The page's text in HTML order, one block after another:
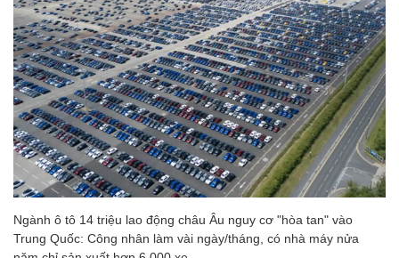
Ngành ô tô 14 triệu lao động châu Âu nguy cơ "hòa tan" vào
Trung Quốc: Công nhân làm vài ngày/tháng, có nhà máy nửa